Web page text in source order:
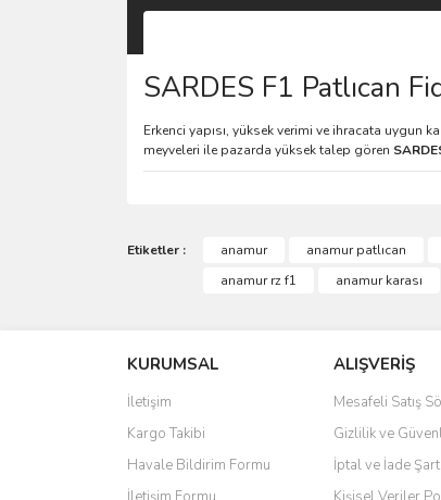
SARDES F1 Patlıcan
Erkenci yapısı, yüksek verimi ve ihracata uygun
meyveleri ile pazarda yüksek talep gören
Etiketler : anamur anamur patlıcan
anamur rz f1
anamur karası
KURUMSAL
İletişim
Kargo Takibi
Havale Bildirim Formu
ALIŞVERİŞ
Mesafeli Satış
Gizlilik ve
İptal ve İade